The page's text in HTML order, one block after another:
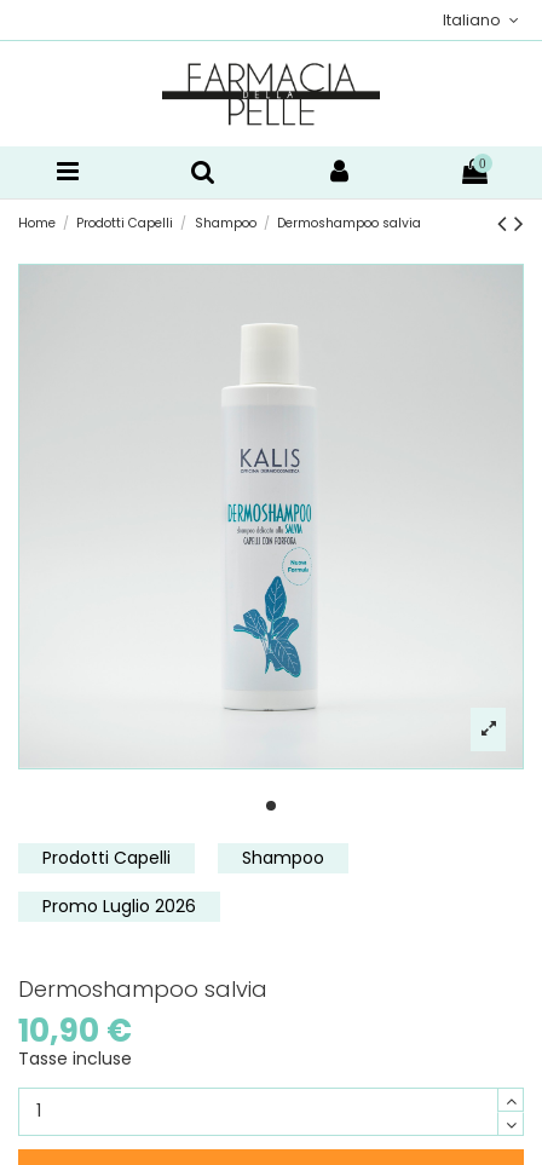
Italiano
0
Home Prodotti Capelli Shampoo Dermoshampoo salvia
Prodotti Capelli
Shampoo
Promo Luglio 2026
Dermoshampoo salvia
10,90 €
Tasse incluse